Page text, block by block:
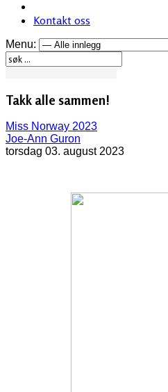
Kontakt oss
Menu:
Takk alle sammen!
Miss Norway 2023
Joe-Ann Guron
torsdag 03. august 2023